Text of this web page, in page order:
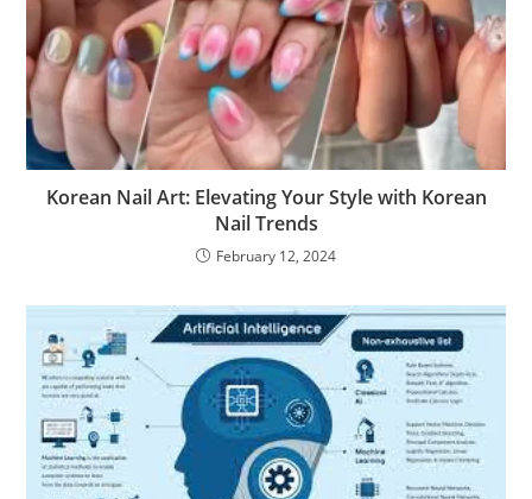
Korean Nail Art: Elevating Your Style with Korean
Nail Trends
February 12, 2024